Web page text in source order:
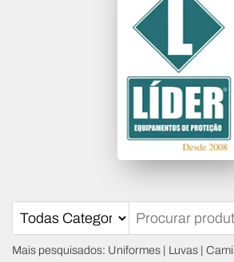
Líder Equipamentos
Mais pesquisados: Uniformes | Luvas |